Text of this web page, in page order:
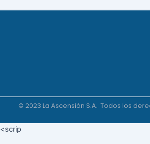
© 2023 La Ascensión S.A. Todos los
<scrip